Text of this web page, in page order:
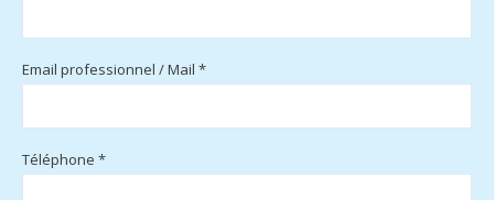
Email professionnel / Mail *
Téléphone *